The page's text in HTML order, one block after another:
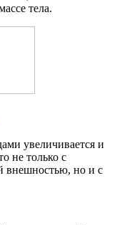
тела.
увеличивается и
не только с
внешностью, но и с